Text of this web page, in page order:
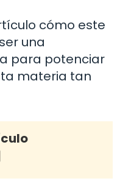
cómo este
una
para potenciar
materia tan